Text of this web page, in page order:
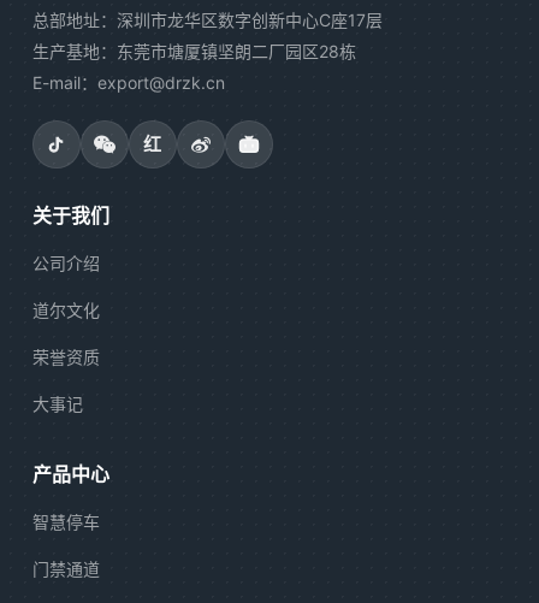
总部地址：深圳市龙华区数字创新中心C座17层
生产基地：东莞市塘厦镇坚朗二厂园区28栋
E-mail：export@drzk.cn
红
关于我们
公司介绍
道尔文化
荣誉资质
大事记
产品中心
智慧停车
门禁通道